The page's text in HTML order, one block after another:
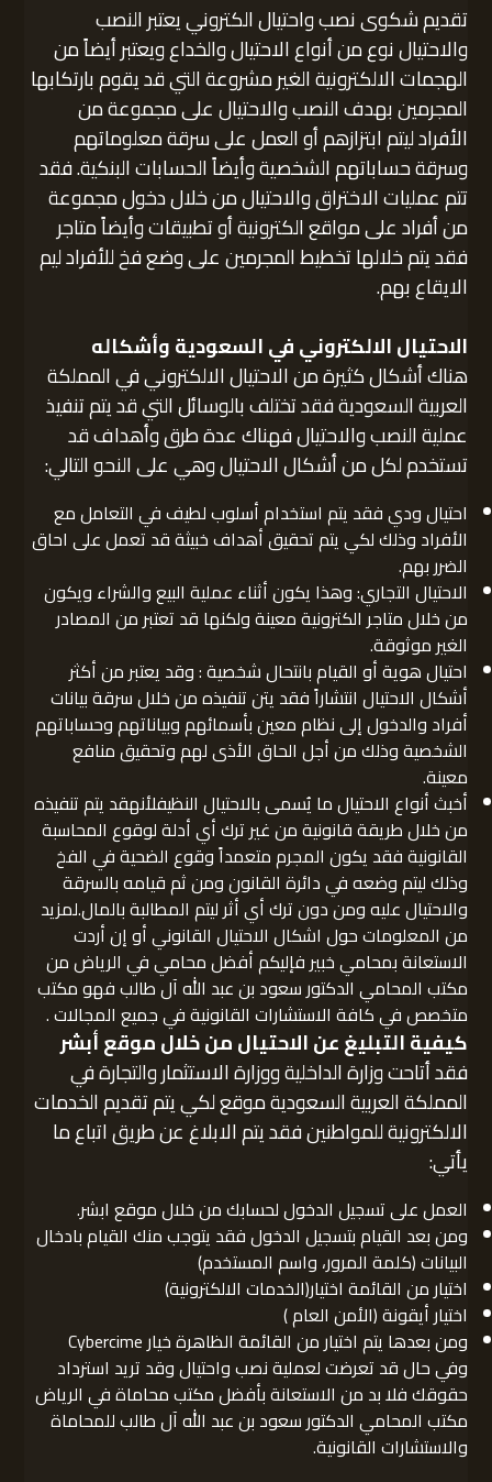
تقديم شكوى نصب واحتيال الكتروني يعتبر النصب
والاحتيال نوع من أنواع الاحتيال والخداع ويعتبر أيضاً من
الهجمات الالكترونية الغير مشروعة التي قد يقوم بارتكابها
المجرمين بهدف النصب والاحتيال على مجموعة من
الأفراد ليتم ابتزازهم أو العمل على سرقة معلوماتهم
وسرقة حساباتهم الشخصية وأيضاً الحسابات البنكية. فقد
تتم عمليات الاختراق والاحتيال من خلال دخول مجموعة
من أفراد على مواقع الكترونية أو تطبيقات وأيضاً متاجر
فقد يتم خلالها تخطيط المجرمين على وضع فخ للأفراد ليم
الايقاع بهم.
الاحتيال الالكتروني في السعودية وأشكاله
هناك أشكال كثيرة من الاحتيال الالكتروني في المملكة
العربية السعودية فقد تختلف بالوسائل التي قد يتم تنفيذ
عملية النصب والاحتيال فهناك عدة طرق وأهداف قد
تستخدم لكل من أشكال الاحتيال وهي على النحو التالي:
احتيال ودي فقد يتم استخدام أسلوب لطيف في التعامل مع
الأفراد وذلك لكي يتم تحقيق أهداف خبيثة قد تعمل على احاق
الضرر بهم.
الاحتيال التجاري: وهذا يكون أثناء عملية البيع والشراء ويكون
من خلال متاجر الكترونية معينة ولكنها قد تعتبر من المصادر
الغير موثوقة.
احتيال هوية أو القيام بانتحال شخصية : وقد يعتبر من أكثر
أشكال الاحتيال انتشاراً فقد يتن تنفيذه من خلال سرقة بيانات
أفراد والدخول إلى نظام معين بأسمائهم وبياناتهم وحساباتهم
الشخصية وذلك من أجل الحاق الأذى لهم وتحقيق منافع
معينة.
أخبث أنواع الاحتيال ما يُسمى بالاحتيال النظيفلأنهقد يتم تنفيذه
من خلال طريقة قانونية من غير ترك أي أدلة لوقوع المحاسبة
القانونية فقد يكون المجرم متعمداً وقوع الضحية في الفخ
وذلك ليتم وضعه في دائرة القانون ومن ثم قيامه بالسرقة
والاحتيال عليه ومن دون ترك أي أثر ليتم المطالبة بالمال.لمزيد
من المعلومات حول اشكال الاحتيال القانوني أو إن أردت
الاستعانة بمحامي خبير فإليكم أفضل محامي في الرياض من
مكتب المحامي الدكتور سعود بن عبد الله آل طالب فهو مكتب
متخصص في كافة الاستشارات القانونية في جميع المجالات .
كيفية التبليغ عن الاحتيال من خلال موقع أبشر
فقد أتاحت وزارة الداخلية ووزارة الاستثمار والتجارة في
المملكة العربية السعودية موقع لكي يتم تقديم الخدمات
الالكترونية للمواطنين فقد يتم الابلاغ عن طريق اتباع ما
يأتي:
العمل على تسجيل الدخول لحسابك من خلال موقع ابشر.
ومن بعد القيام بتسجيل الدخول فقد يتوجب منك القيام بادخال
البيانات (كلمة المرور، واسم المستخدم)
اختيار من القائمة اختيار(الخدمات الالكترونية)
اختيار أيقونة (الأمن العام )
ومن بعدها يتم اختيار من القائمة الظاهرة خيار Cybercime
وفي حال قد تعرضت لعملية نصب واحتيال وقد تريد استرداد
حقوقك فلا بد من الاستعانة بأفضل مكتب محاماة في الرياض
مكتب المحامي الدكتور سعود بن عبد الله آل طالب للمحاماة
والاستشارات القانونية.